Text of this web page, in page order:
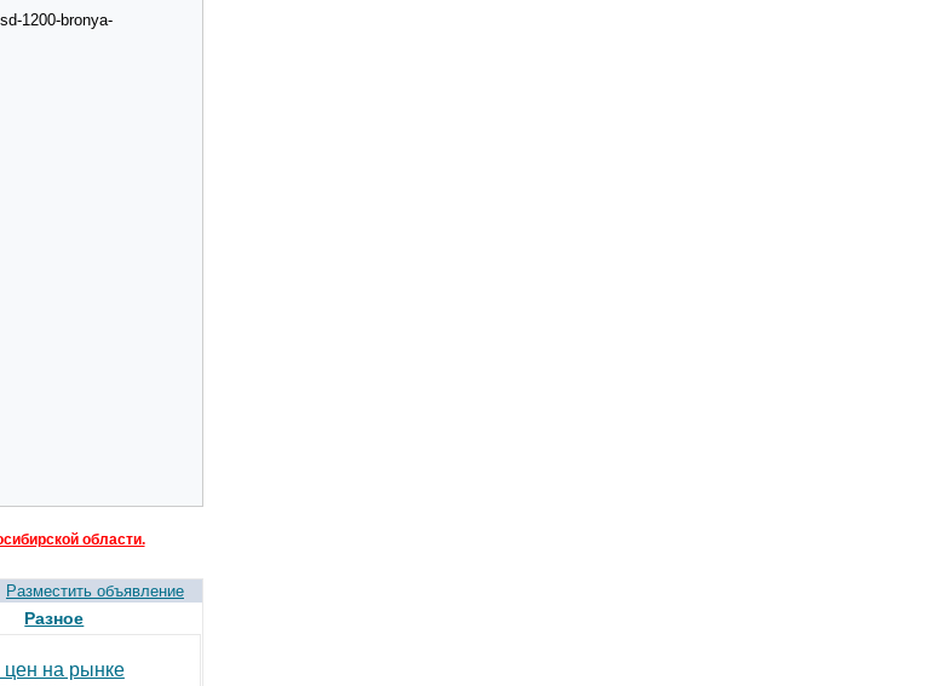
1200-bronya-
области.
Разместить объявление
Разное
цен на рынке